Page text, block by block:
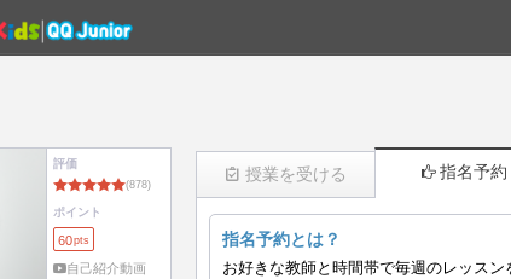
評価
(878)
ポイント
60pts
自己紹介動画
授業を受ける 指名予約
指名予約とは？
お好きな教師と時間帯で毎週のレッスン